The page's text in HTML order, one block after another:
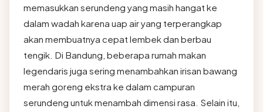
memasukkan serundeng yang masih hangat ke
dalam wadah karena uap air yang terperangkap
akan membuatnya cepat lembek dan berbau
tengik. Di Bandung, beberapa rumah makan
legendaris juga sering menambahkan irisan bawang
merah goreng ekstra ke dalam campuran
serundeng untuk menambah dimensi rasa. Selain itu,